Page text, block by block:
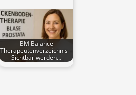
BM Balance
Therapeutenverzeichnis –
Sichtbar werden…